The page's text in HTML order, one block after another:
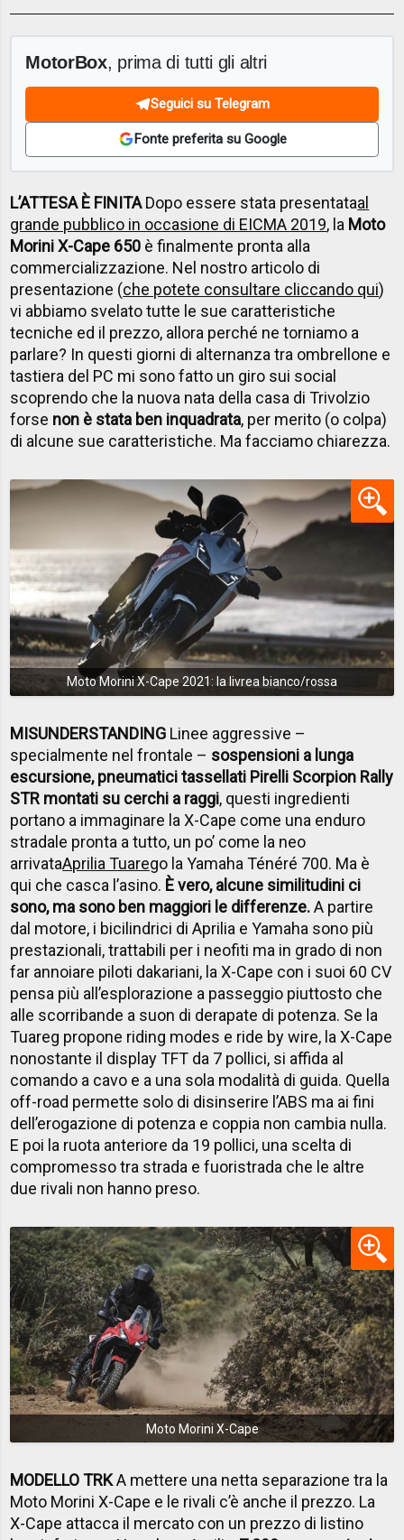
MotorBox, prima di tutti gli altri
Seguici su Telegram
Fonte preferita su Google
L’ATTESA È FINITADopo essere stata presentataal
grande pubblico in occasione di EICMA 2019, la Moto
Morini X-Cape 650 è finalmente pronta alla
commercializzazione. Nel nostro articolo di
presentazione (che potete consultare cliccando qui)
vi abbiamo svelato tutte le sue caratteristiche
tecniche ed il prezzo, allora perché ne torniamo a
parlare? In questi giorni di alternanza tra ombrellone e
tastiera del PC mi sono fatto un giro sui social
scoprendo che la nuova nata della casa di Trivolzio
forse non è stata ben inquadrata, per merito (o colpa)
di alcune sue caratteristiche. Ma facciamo chiarezza.
Moto Morini X-Cape 2021: la livrea bianco/rossa
MISUNDERSTANDING Linee aggressive –
specialmente nel frontale – sospensioni a lunga
escursione, pneumatici tassellati Pirelli Scorpion Rally
STR montati su cerchi a raggi, questi ingredienti
portano a immaginare la X-Cape come una enduro
stradale pronta a tutto, un po’ come la neo
arrivataAprilia Tuarego la Yamaha Ténéré 700. Ma è
qui che casca l’asino. È vero, alcune similitudini ci
sono, ma sono ben maggiori le differenze.A partire
dal motore, i bicilindrici di Aprilia e Yamaha sono più
prestazionali, trattabili per i neofiti ma in grado di non
far annoiare piloti dakariani, la X-Cape con i suoi 60 CV
pensa più all’esplorazione a passeggio piuttosto che
alle scorribande a suon di derapate di potenza. Se la
Tuareg propone riding modes e ride by wire, la X-Cape
nonostante il display TFT da 7 pollici, si affida al
comando a cavo e a una sola modalità di guida. Quella
off-road permette solo di disinserire l’ABS ma ai fini
dell’erogazione di potenza e coppia non cambia nulla.
E poi la ruota anteriore da 19 pollici, una scelta di
compromesso tra strada e fuoristrada che le altre
due rivali non hanno preso.
Moto Morini X-Cape
MODELLO TRKA mettere una netta separazione tra la
Moto Morini X-Cape e le rivali c’è anche il prezzo. La
X-Cape attacca il mercato con un prezzo di listino